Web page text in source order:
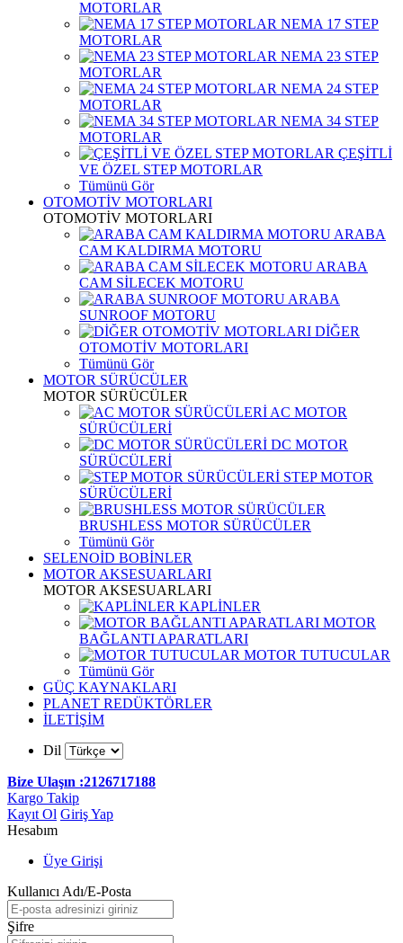
MOTORLAR
NEMA 17 STEP
MOTORLAR
NEMA 23 STEP
MOTORLAR
NEMA 24 STEP
MOTORLAR
NEMA 34 STEP
MOTORLAR
ÇEŞİTLİ
VE ÖZEL STEP MOTORLAR
Tümünü Gör
OTOMOTİV MOTORLARI
OTOMOTİV MOTORLARI
ARABA
CAM KALDIRMA MOTORU
ARABA
CAM SİLECEK MOTORU
ARABA
SUNROOF MOTORU
DİĞER
OTOMOTİV MOTORLARI
Tümünü Gör
MOTOR SÜRÜCÜLER
MOTOR SÜRÜCÜLER
AC MOTOR
SÜRÜCÜLERİ
DC MOTOR
SÜRÜCÜLERİ
STEP MOTOR
SÜRÜCÜLERİ
BRUSHLESS MOTOR SÜRÜCÜLER
Tümünü Gör
SELENOİD BOBİNLER
MOTOR AKSESUARLARI
MOTOR AKSESUARLARI
KAPLİNLER
MOTOR
BAĞLANTI APARATLARI
MOTOR TUTUCULAR
Tümünü Gör
GÜÇ KAYNAKLARI
PLANET REDÜKTÖRLER
İLETİŞİM
Dil
Bize Ulaşın :2126717188
Kargo Takip
Kayıt Ol Giriş Yap
Hesabım
Üye Girişi
Kullanıcı Adı/E-Posta
Şifre